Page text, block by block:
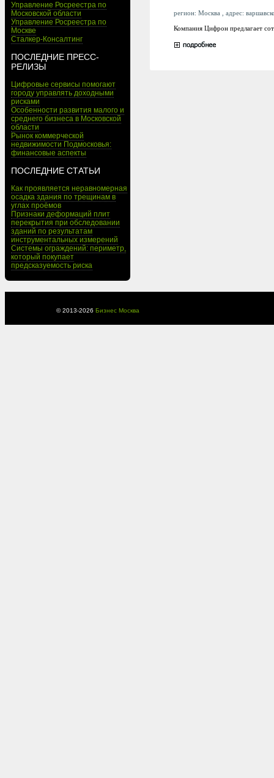
Управление Росреестра по
Московской области
Управление Росреестра по
Москве
Сталкер-Консалтинг
ПОСЛЕДНИЕ ПРЕСС-
РЕЛИЗЫ
Цифровые сервисы помогают
городу управлять доходными
рисками
Особенности развития малого и
среднего бизнеса в Московской
области
Рынок коммерческой
недвижимости Подмосковья:
финансовые аспекты
ПОСЛЕДНИЕ СТАТЬИ
Как проявляется неравномерная
осадка здания по трещинам в
углах проёмов
Признаки деформаций плит
перекрытия при обследовании
зданий по результатам
инструментальных измерений
Системы ограждений: периметр,
который покупает
предсказуемость риска
регион: Москва , адрес:
Компания Цифрон предлагает
© 2013-2026 Бизнес Москва